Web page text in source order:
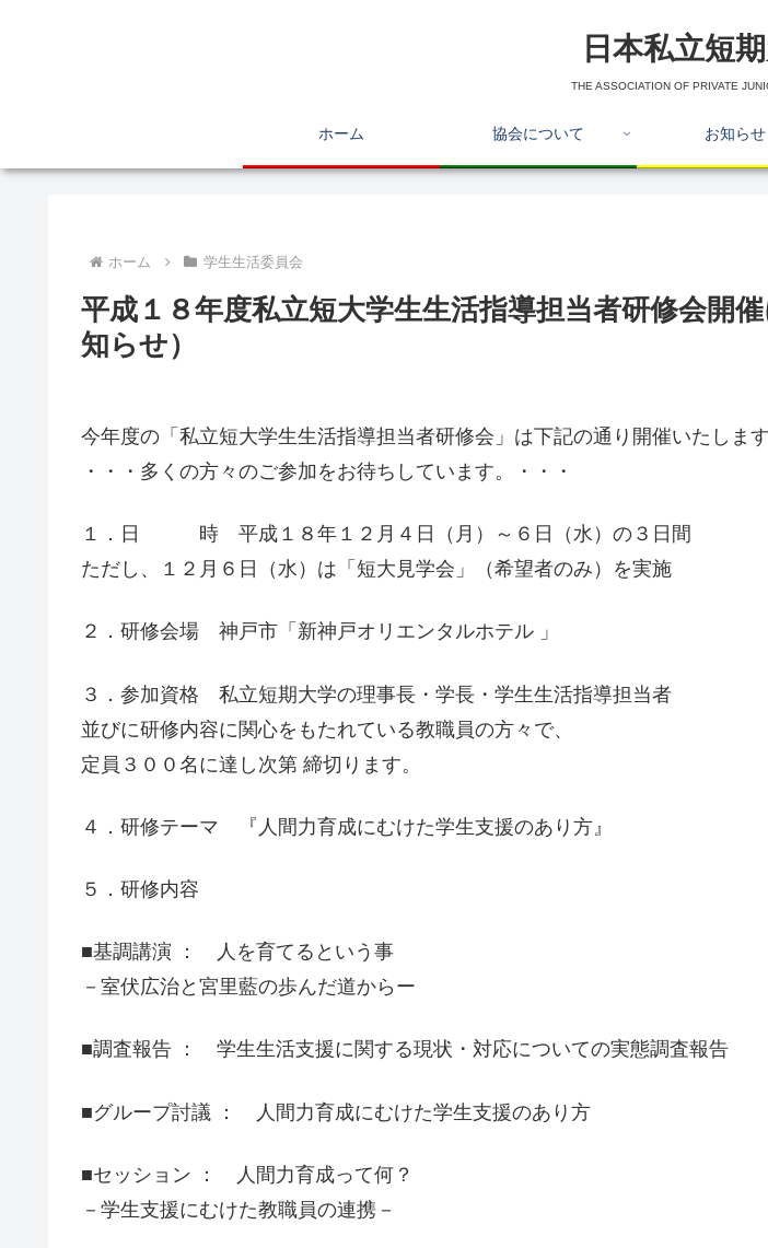
日本私立短
THE ASSOCIATION OF PRIVATE
ホーム 協会について お知らせ
ホーム 学生生活委員会
平成１８年度私立短大学生生活指導担当者研修会開
知らせ）
今年度の「私立短大学生生活指導担当者研修会」は下記の通り開催いたします
・・・多くの方々のご参加をお待ちしています。・・・
１．日 時 平成１８年１２月４日（月）～６日（水）の３日間
ただし、１２月６日（水）は「短大見学会」（希望者のみ）を実施
２．研修会場 神戸市「新神戸オリエンタルホテル 」
３．参加資格 私立短期大学の理事長・学長・学生生活指導担当者
並びに研修内容に関心をもたれている教職員の方々で、
定員３００名に達し次第 締切ります。
４．研修テーマ 『人間力育成にむけた学生支援のあり方』
５．研修内容
■基調講演 ： 人を育てるという事
－室伏広治と宮里藍の歩んだ道からー
■調査報告 ： 学生生活支援に関する現状・対応についての実態調査報告
■グループ討議 ： 人間力育成にむけた学生支援のあり方
■セッション ： 人間力育成って何？
－学生支援にむけた教職員の連携－